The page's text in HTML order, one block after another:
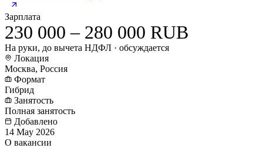
Зарплата
230 000 – 280 000 RUB
На руки, до вычета НДФЛ · обсуждается
Локация
Москва, Россия
Формат
Гибрид
Занятость
Полная занятость
Добавлено
14 May 2026
О вакансии